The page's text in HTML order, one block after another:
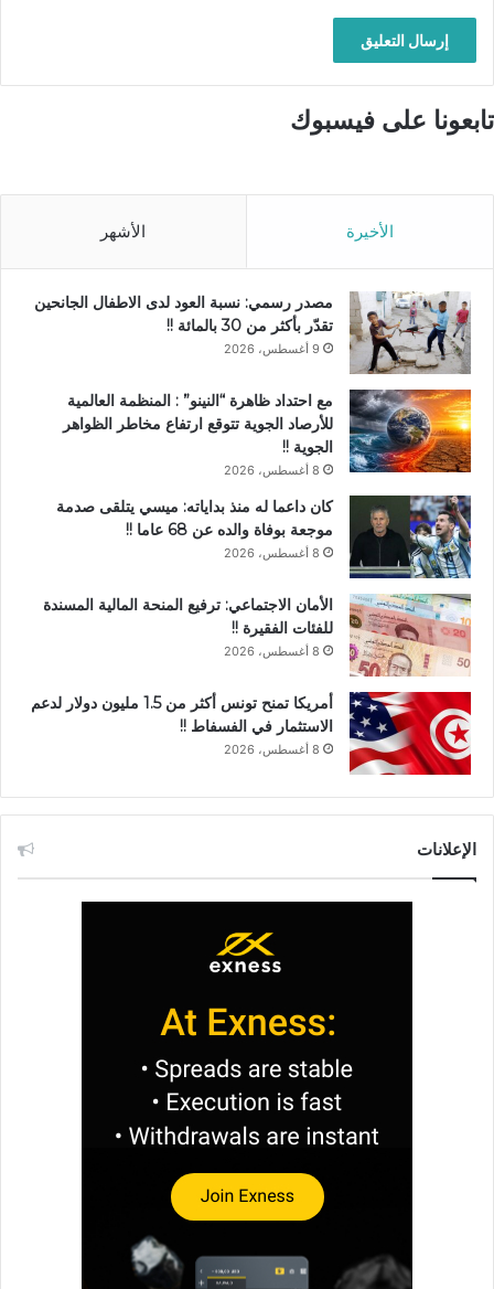
تابعونا على فيسبوك
الأخيرة الأشهر
مصدر رسمي: نسبة العود لدى الاطفال الجانحين
تقدّر بأكثر من 30 بالمائة !!
9 أغسطس، 2026
مع احتداد ظاهرة “النينو” : المنظمة العالمية
للأرصاد الجوية تتوقع ارتفاع مخاطر الظواهر
الجوية !!
8 أغسطس، 2026
كان داعما له منذ بداياته: ميسي يتلقى صدمة
موجعة بوفاة والده عن 68 عاما !!
8 أغسطس، 2026
الأمان الاجتماعي: ترفيع المنحة المالية المسندة
للفئات الفقيرة !!
8 أغسطس، 2026
أمريكا تمنح تونس أكثر من 1.5 مليون دولار لدعم
الاستثمار في الفسفاط !!
8 أغسطس، 2026
الإعلانات